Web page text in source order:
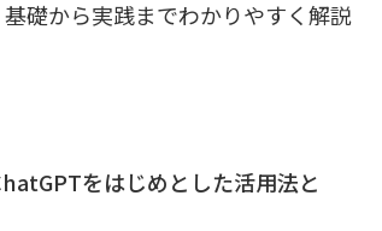
キュリティエンジニア
学・バイオ
礎から実践までわかりやすく解説
をはじめとした活用法と